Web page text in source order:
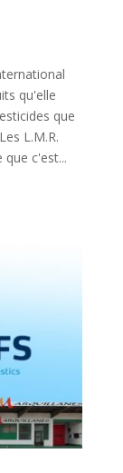
qu'elle
que
L.M.R.
c'est...